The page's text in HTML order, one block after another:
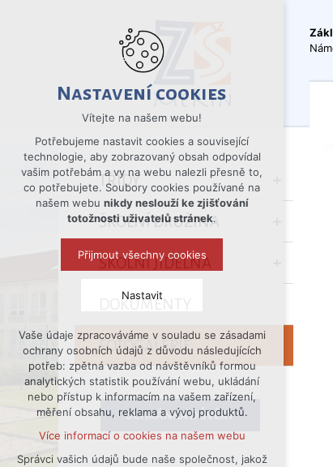
TŘÍDY
ŠKOLNÍ DRUŽINA
ŠKOLNÍ JÍDELNA
DOKUMENTY
FOTOGALERIE
SCHRÁNKA DŮVĚRY
Nastavení cookies
Vítejte na našem webu!
Potřebujeme nastavit cookies a související
technologie, aby zobrazovaný obsah odpovídal
vašim potřebám a vy na webu nalezli přesně to,
co potřebujete. Soubory cookies používané na
našem webu nikdy neslouží ke zjišťování
totožnosti uživatelů stránek.
Přijmout všechny cookies
Nastavit
Technická cookies
nutná pro provozování webu
udržení kontextu stránek (session):
případná přihlášení, volby jazyka, apod.
Volitelná cookies
analytická pro anonymizované
vyhodnocení návštěvnosti
Vaše údaje zpracováváme v souladu se zásadami
ochrany osobních údajů z důvodu následujících
potřeb: zpětná vazba od návštěvníků formou
analytických statistik používání webu, ukládání
nebo přístup k informacím na vašem zařízení,
měření obsahu, reklama a vývoj produktů.
Více informací o cookies na našem webu
Správci vašich údajů bude naše společnost, jakož